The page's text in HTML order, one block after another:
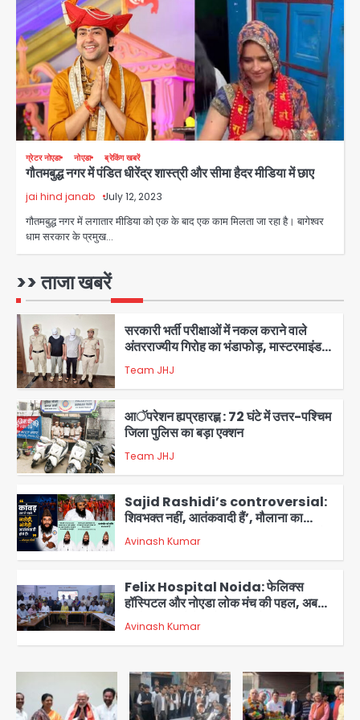
ग्रेटर नोएडा नोएडा ब्रेकिंग खबरें
गौतमबुद्ध नगर में पंडित धीरेंद्र शास्त्री और सीमा हैदर मीडिया में छाए
jai hind janab July 12, 2023
गौतमबुद्ध नगर में लगातार मीडिया को एक के बाद एक काम मिलता जा रहा है। बागेश्वर
धाम सरकार के प्रमुख…
>> ताजा खबरें
3
जिला पुलिस का बड़ा एक्शन
Team JHJ
4
Sajid Rashidi’s controversial:
शिवभक्त नहीं, आतंकवादी हैं’, मौलाना का
कांवड़ियों पर विवादित बयान, BJP विधायक ने
कराई FIR, NSA की मांग
Avinash Kumar
Felix Hospital Noida: फेलिक्स
हॉस्पिटल और नोएडा लोक मंच की पहल, अब
सिर्फ 30 रुपये में मिलेगी 24 घंटे ऑनलाइन
Avinash Kumar
1
2
सरकारी भर्ती परीक्षाओं में नकल कराने वाले
अंतरराज्यीय गिरोह का भंडाफोड़, मास्टरमाइंड
समेत 7 गिरफ्तार
Team JHJ
3
आॅपरेशन ह्यप्रहारह्ण : 72 घंटे में उत्तर-पश्चिम
जिला पुलिस का बड़ा एक्शन
Team JHJ
4
Sajid Rashidi’s controversial:
शिवभक्त नहीं, आतंकवादी हैं’, मौलाना का
कांवड़ियों पर विवादित बयान, BJP विधायक ने
कराई FIR, NSA की मांग
Avinash Kumar
5
Felix Hospital Noida: फेलिक्स
हॉस्पिटल और नोएडा लोक मंच की पहल, अब
सिर्फ 30 रुपये में मिलेगी 24 घंटे ऑनलाइन
डॉक्टर परामर्श सुविधा
Avinash Kumar
एंटी-बर्गलरी सेल की बड़ी कामयाबी, चोरी के
माल की खरीद-फरोख्त करने वाले गिरोह का
भंडाफोड़
Team JHJ